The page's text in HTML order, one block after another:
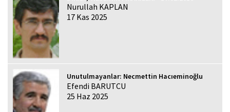
Nurullah KAPLAN
17 Kas 2025
Unutulmayanlar: Necmettin Hacıeminoğlu
Efendi BARUTCU
25 Haz 2025